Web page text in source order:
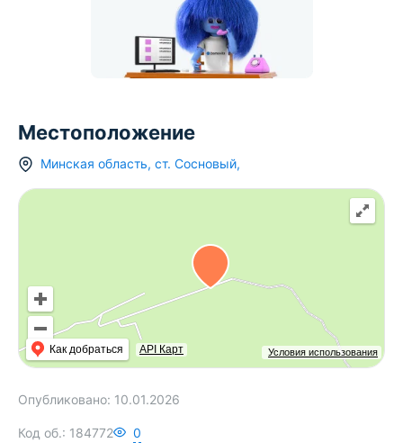
Местоположение
Минская область, ст. Сосновый,
Условия использования
Как добраться API Карт
Опубликовано: 10.01.2026
Код об.: 184772 0